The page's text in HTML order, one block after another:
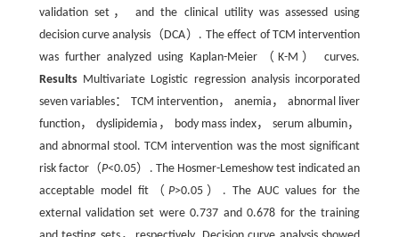
validation set， and the clinical utility was assessed using
decision curve analysis（DCA）. The effect of TCM intervention
was further analyzed using Kaplan-Meier（K-M） curves.
ResultsMultivariate Logistic regression analysis incorporated
seven variables： TCM intervention， anemia， abnormal liver
function， dyslipidemia， body mass index， serum albumin，
and abnormal stool. TCM intervention was the most significant
risk factor（P<0.05）. The Hosmer-Lemeshow test indicated an
acceptable model fit（ P>0.05）. The AUC values for the
external validation set were 0.737 and 0.678 for the training